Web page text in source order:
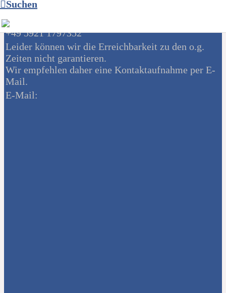
Suchen
Telefonzeiten
montags u. mittwochs von 11 - 12 Uhr unter Tel.:
+49 5921 1797352
Leider können wir die Erreichbarkeit zu den o.g.
Zeiten nicht garantieren.
Wir empfehlen daher eine Kontaktaufnahme per E-
Mail.
E-Mail: